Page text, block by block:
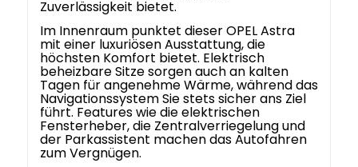
Zuverlässigkeit bietet.
Im Innenraum punktet dieser OPEL Astra
mit einer luxuriösen Ausstattung, die
höchsten Komfort bietet. Elektrisch
beheizbare Sitze sorgen auch an kalten
Tagen für angenehme Wärme, während das
Navigationssystem Sie stets sicher ans Ziel
führt. Features wie die elektrischen
Fensterheber, die Zentralverriegelung und
der Parkassistent machen das Autofahren
zum Vergnügen.